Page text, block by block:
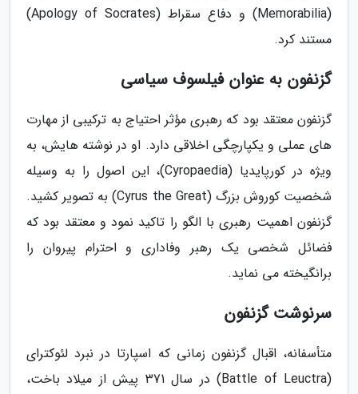
(Memorabilia) و دفاع سقراط (Apology of Socrates)
مستند کرد.
گزنفون به عنوان فیلسوف سیاسی
گزنفون معتقد بود که رهبری مؤثر احتیاج به ترکیبی از مهارت
های عملی و یکپارچگی اخلاقی دارد. او در نوشته هایش، به
ویژه در کورپایدیا (Cyropaedia)، این اصول را به وسیله
شخصیت کوروش بزرگ (Cyrus the Great) به تصویر کشید.
گزنفون اهمیت رهبری با الگو را تاکید نمود و معتقد بود که
فضائل شخصی یک رهبر وفاداری و احترام پیروان را
برانگیخته می نماید.
سرنوشت گزنفون
متأسفانه، اقبال گزنفون زمانی که اسپارتا در نبرد لئوکترای
(Battle of Leuctra) در سال 371 پیش از میلاد باخت،